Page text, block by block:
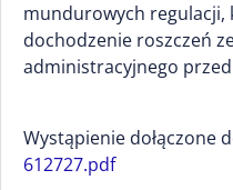
mundurowych regulacji,
dochodzenie roszczeń
administracyjnego
Wystąpienie dołączone
612727.pdf